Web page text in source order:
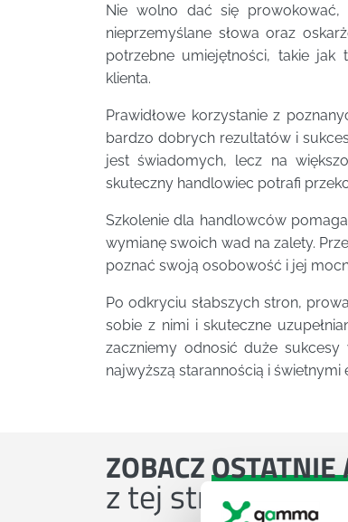
Nie wolno dać się
nieprzemyślane słowa oraz
potrzebne umiejętności, takie jak
klienta.
Prawidłowe korzystanie z
bardzo dobrych rezultatów i
jest świadomych, lecz na
skuteczny handlowiec potrafi
Szkolenie dla handlowców
wymianę swoich wad na zalety.
poznać swoją osobowość i jej
Po odkryciu słabszych stron,
sobie z nimi i skuteczne
zaczniemy odnosić duże
najwyższą starannością i świetnymi
ZOBACZOSTATNIE
z tej strefy